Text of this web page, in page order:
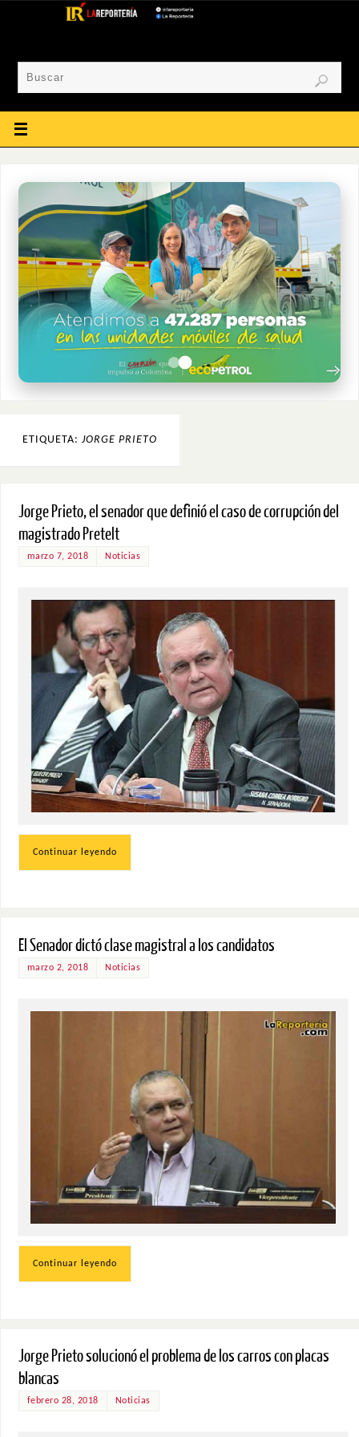
ETIQUETA: JORGE PRIETO
Jorge Prieto, el senador que definió el caso de corrupción del
magistrado Pretelt
marzo 7, 2018 Noticias
Continuar leyendo
El Senador dictó clase magistral a los candidatos
marzo 2, 2018 Noticias
Continuar leyendo
Jorge Prieto solucionó el problema de los carros con placas
blancas
febrero 28, 2018 Noticias